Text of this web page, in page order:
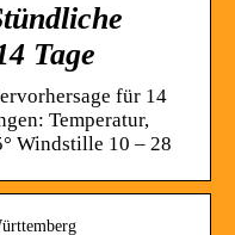
Tage
für 14
Temperatur,
Windstille 10 – 28